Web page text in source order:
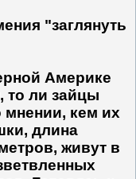
"заглянуть
Америке
то ли зайцы
мнении, кем их
длина
живут в